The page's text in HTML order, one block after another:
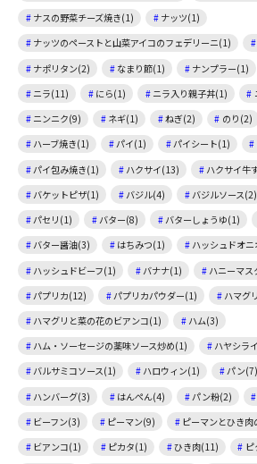
ナスの野菜チーズ焼き(1)
ナッツ(1)
ナッツのペーストと山菜アイコのフェデリーニ(1)
ナポリタン(2)
なまり節(1) ナンプラー(1)
ニラ(11)
にら(1) ニラ入り親子丼(1)
ニンニク(9)
ネギ(1) ねぎ(2) のり(2)
ハーブ焼き(1)
パイ(1) パイシート(1)
パイ包み焼き(1)
ハクサイ(13) ハクサイ牛
バケットピザ(1)
バジル(4) バジルソース(2)
パセリ(1)
バター(8) バターしょうゆ(1)
バター醤油(3)
はちみつ(1)
ハッシュドオ
ハッシュドビーフ(1)
バナナ(1)
ハニーマス
パプリカ(12)
パプリカパウダー(1)
ハマグ
ハマグリと菜の花のビアンコ(1)
ハム(3)
ハム・ソーセージの薬味ソース炒め(1)
ハヤシラ
バルサミコソース(1)
ハロウィン(1) パン(7)
ハンバーグ(3)
はんぺん(4) パン粉(2)
ビーフン(3)
ピーマン(9) ピーマンとひき
ビアンコ(1)
ピカタ(1) ひき肉(11)